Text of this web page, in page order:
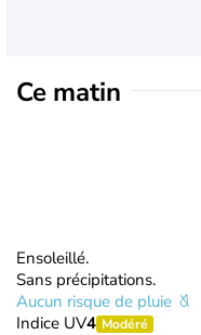
Ce matin
Ensoleillé.
Sans précipitations.
Aucun risque de pluie
Indice UV4 Modéré